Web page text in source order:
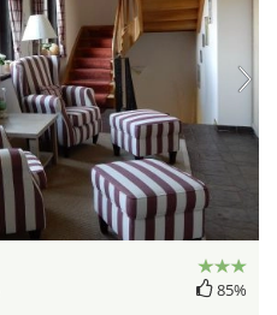
85%